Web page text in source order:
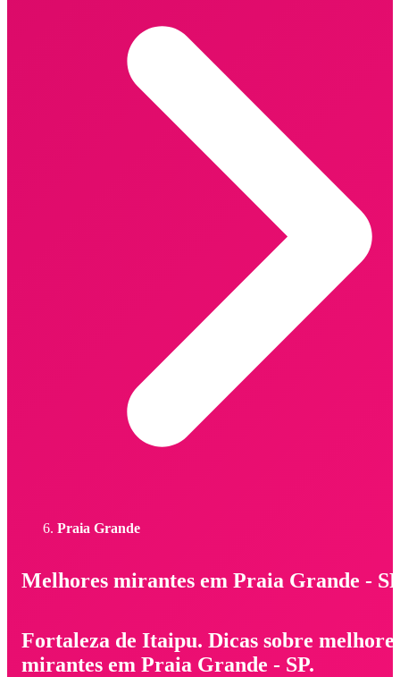
Praia Grande
Melhores mirantes em Praia Grande -
Fortaleza de Itaipu. Dicas sobre
mirantes em Praia Grande - SP.